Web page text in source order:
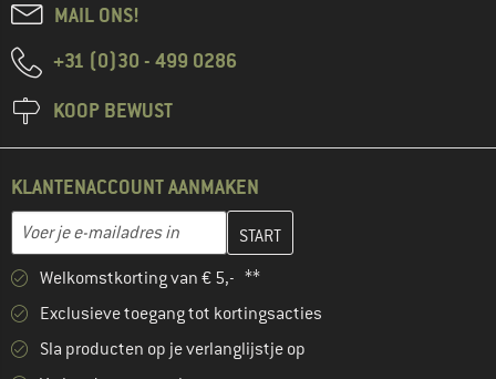
MAIL ONS!
+31 (0)30 - 499 0286
KOOP BEWUST
KLANTENACCOUNT AANMAKEN
E-mailadres
Vul je e-mailadres hier in en maak in de volgende stap je
Welkomstkorting van € 5,- **
Exclusieve toegang tot kortingsacties
Sla producten op je verlanglijstje op